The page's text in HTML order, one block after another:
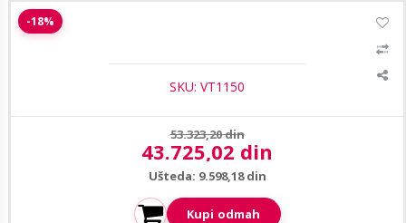
-18%
SKU: VT1150
Prethodna cena:
53.323,20 din
Aktuelna cena:
43.725,02 din
Ušteda: 9.598,18 din
Kupi odmah